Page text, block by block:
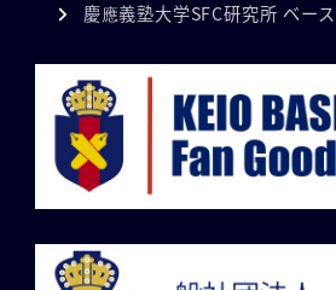
慶應義塾大学SFC研究所 ベー